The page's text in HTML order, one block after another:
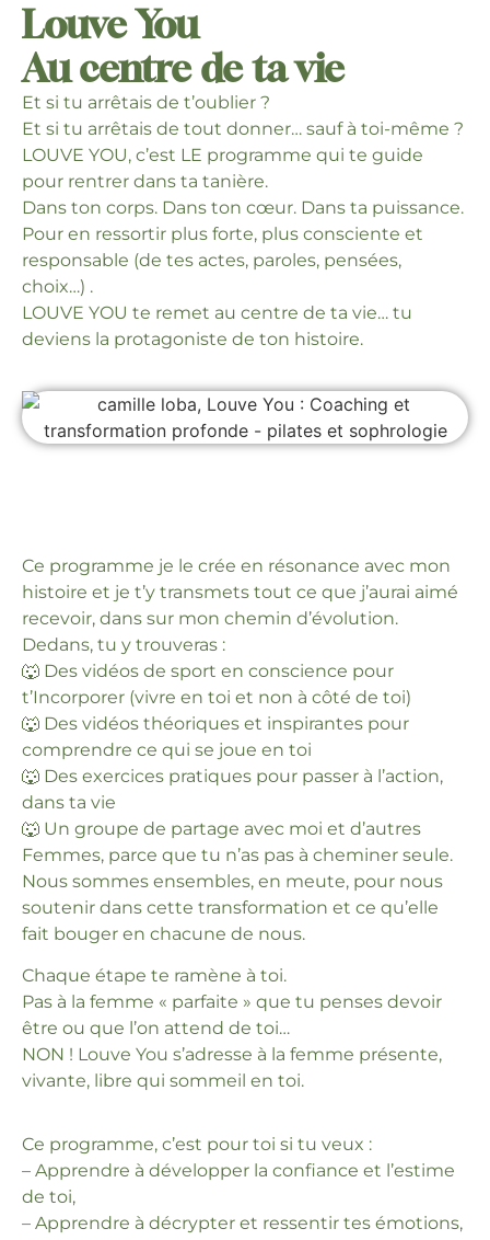
Louve You
Au centre de ta vie
Et si tu arrêtais de t’oublier ?
Et si tu arrêtais de tout donner… sauf à toi-même ?
LOUVE YOU, c’est LE programme qui te guide
pour rentrer dans ta tanière.
Dans ton corps. Dans ton cœur. Dans ta puissance.
Pour en ressortir plus forte, plus consciente et
responsable (de tes actes, paroles, pensées,
choix…) .
LOUVE YOU te remet au centre de ta vie… tu
deviens la protagoniste de ton histoire.
Ce programme je le crée en résonance avec mon
histoire et je t’y transmets tout ce que j’aurai aimé
recevoir, dans sur mon chemin d’évolution.
Dedans, tu y trouveras :
🐺 Des vidéos de sport en conscience pour
t’Incorporer (vivre en toi et non à côté de toi)
🐺 Des vidéos théoriques et inspirantes pour
comprendre ce qui se joue en toi
🐺 Des exercices pratiques pour passer à l’action,
dans ta vie
🐺 Un groupe de partage avec moi et d’autres
Femmes, parce que tu n’as pas à cheminer seule.
Nous sommes ensembles, en meute, pour nous
soutenir dans cette transformation et ce qu’elle
fait bouger en chacune de nous.
Chaque étape te ramène à toi.
Pas à la femme « parfaite » que tu penses devoir
être ou que l’on attend de toi…
NON ! Louve You s’adresse à la femme présente,
vivante, libre qui sommeil en toi.
Ce programme, c’est pour toi si tu veux :
– Apprendre à développer la confiance et l’estime
de toi,
– Apprendre à décrypter et ressentir tes émotions,